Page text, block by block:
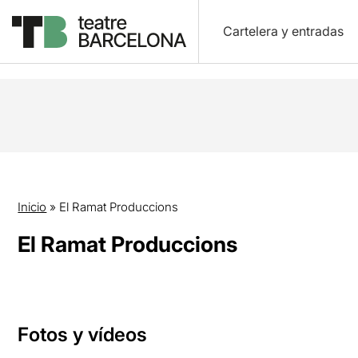
Cartelera y entradas
Inicio » El Ramat Produccions
El Ramat Produccions
Fotos y vídeos